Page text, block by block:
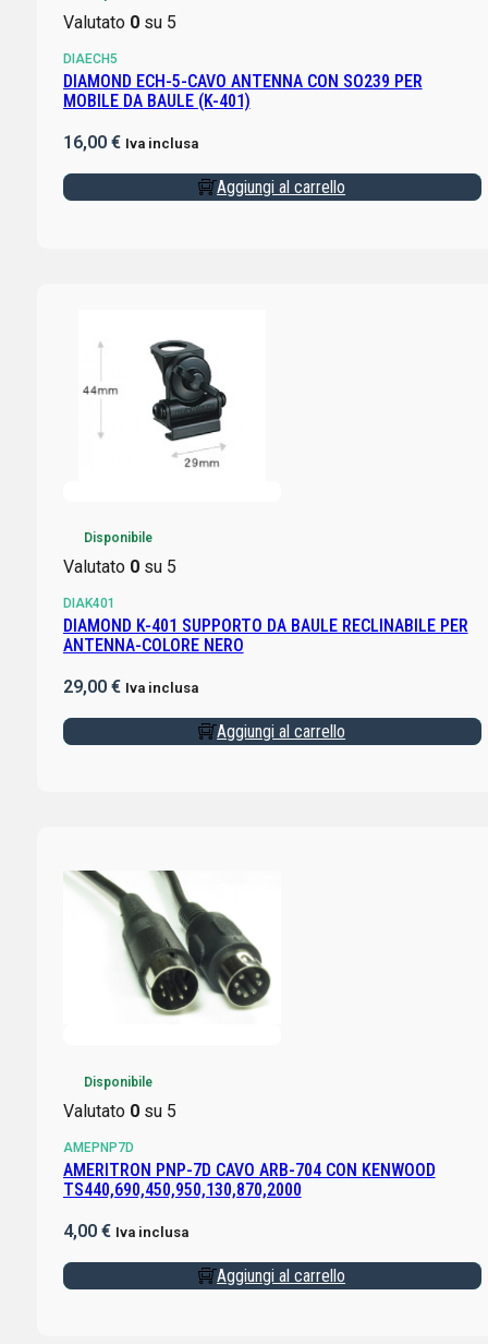
Valutato 0su 5
DIAECH5
DIAMOND ECH-5-CAVO ANTENNA CON SO239 PER
MOBILE DA BAULE (K-401)
16,00 € Iva inclusa
Aggiungi al carrello
Disponibile
Valutato 0su 5
DIAK401
DIAMOND K-401 SUPPORTO DA BAULE RECLINABILE PER
ANTENNA-COLORE NERO
29,00 € Iva inclusa
Aggiungi al carrello
Disponibile
Valutato 0su 5
AMEPNP7D
AMERITRON PNP-7D CAVO ARB-704 CON KENWOOD
TS440,690,450,950,130,870,2000
4,00 € Iva inclusa
Aggiungi al carrello